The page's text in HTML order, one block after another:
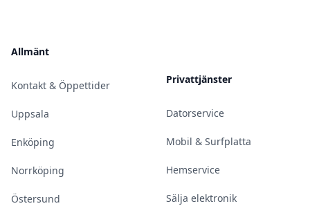
Allmänt
Kontakt & Öppettider
Uppsala
Enköping
Norrköping
Östersund
Privattjänster
Datorservice
Mobil & Surfplatta
Hemservice
Sälja elektronik